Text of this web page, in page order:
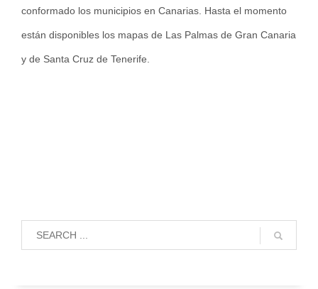
conformado los municipios en Canarias. Hasta el momento
están disponibles los mapas de Las Palmas de Gran Canaria
y de Santa Cruz de Tenerife.